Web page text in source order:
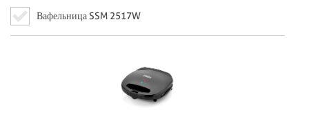
Вафельница SSM 2517W